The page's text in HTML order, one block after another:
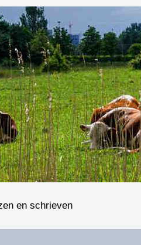
en schrieven